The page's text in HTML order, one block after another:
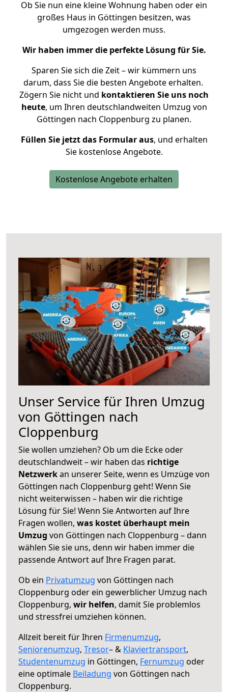
Ob Sie nun eine kleine Wohnung haben oder ein
großes Haus in Göttingen besitzen, was
umgezogen werden muss.
Wir haben immer die perfekte Lösung für Sie.
Sparen Sie sich die Zeit – wir kümmern uns
darum, dass Sie die besten Angebote erhalten.
Zögern Sie nicht und kontaktieren Sie uns noch
heute, um Ihren deutschlandweiten Umzug von
Göttingen nach Cloppenburg zu planen.
Füllen Sie jetzt das Formular aus, und erhalten
Sie kostenlose Angebote.
Kostenlose Angebote erhalten
Unser Service für Ihren Umzug
von Göttingen nach
Cloppenburg
Sie wollen umziehen? Ob um die Ecke oder
deutschlandweit – wir haben das richtige
Netzwerkan unserer Seite, wenn es Umzüge von
Göttingen nach Cloppenburg geht! Wenn Sie
nicht weiterwissen – haben wir die richtige
Lösung für Sie! Wenn Sie Antworten auf Ihre
Fragen wollen, was kostet überhaupt mein
Umzug von Göttingen nach Cloppenburg – dann
wählen Sie sie uns, denn wir haben immer die
passende Antwort auf Ihre Fragen parat.
Ob ein Privatumzug von Göttingen nach
Cloppenburg oder ein gewerblicher Umzug nach
Cloppenburg, wir helfen, damit Sie problemlos
und stressfrei umziehen können.
Allzeit bereit für Ihren Firmenumzug,
Seniorenumzug, Tresor– & Klaviertransport,
Studentenumzug in Göttingen, Fernumzug oder
eine optimale Beiladung von Göttingen nach
Cloppenburg.